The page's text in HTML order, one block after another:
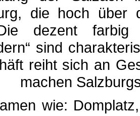
die hoch
dezent farbig
sind
reiht sich an
machen
wie: